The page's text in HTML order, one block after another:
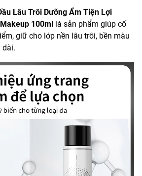
Lâu Trôi Dưỡng Ẩm Tiện Lợi
100ml
là sản phẩm giúp cố
giữ cho lớp nền lâu trôi, bền màu
dài.